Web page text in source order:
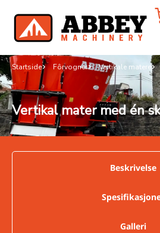
Startside Fôrvogner Vertikale matere
Vertikal mater med én
Beskrivelse
Galleri